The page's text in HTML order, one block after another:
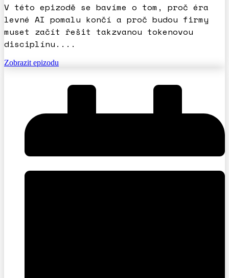
V této epizodě se bavíme o tom, proč éra
levné AI pomalu končí a proč budou firmy
muset začít řešit takzvanou tokenovou
disciplínu....
Zobrazit epizodu